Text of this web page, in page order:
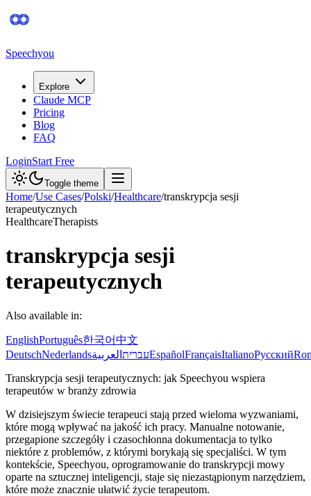
Speechyou
Explore
Claude MCP
Pricing
Blog
FAQ
LoginStart Free
Toggle theme
Home/Use Cases/Polski/Healthcare/transkrypcja sesji
terapeutycznych
HealthcareTherapists
transkrypcja sesji
terapeutycznych
Also available in:
EnglishPortuguês한국어中文
DeutschNederlands עברית العربية EspañolFrançaisItalianoРусский
Transkrypcja sesji terapeutycznych: jak Speechyou wspiera
terapeutów w branży zdrowia
W dzisiejszym świecie terapeuci stają przed wieloma wyzwaniami,
które mogą wpływać na jakość ich pracy. Manualne notowanie,
przegapione szczegóły i czasochłonna dokumentacja to tylko
niektóre z problemów, z którymi borykają się specjaliści. W tym
kontekście, Speechyou, oprogramowanie do transkrypcji mowy
oparte na sztucznej inteligencji, staje się niezastąpionym narzędziem,
które może znacznie ułatwić życie terapeutom.